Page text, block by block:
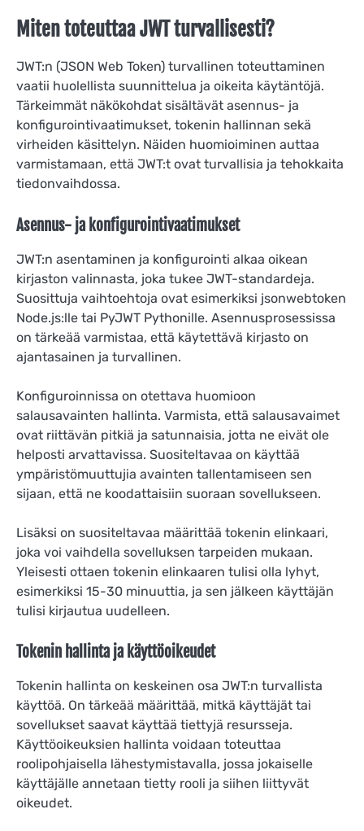
Miten toteuttaa JWT turvallisesti?
JWT:n (JSON Web Token) turvallinen toteuttaminen
vaatii huolellista suunnittelua ja oikeita käytäntöjä.
Tärkeimmät näkökohdat sisältävät asennus- ja
konfigurointivaatimukset, tokenin hallinnan sekä
virheiden käsittelyn. Näiden huomioiminen auttaa
varmistamaan, että JWT:t ovat turvallisia ja tehokkaita
tiedonvaihdossa.
Asennus- ja konfigurointivaatimukset
JWT:n asentaminen ja konfigurointi alkaa oikean
kirjaston valinnasta, joka tukee JWT-standardeja.
Suosittuja vaihtoehtoja ovat esimerkiksi jsonwebtoken
Node.js:lle tai PyJWT Pythonille. Asennusprosessissa
on tärkeää varmistaa, että käytettävä kirjasto on
ajantasainen ja turvallinen.
Konfiguroinnissa on otettava huomioon
salausavainten hallinta. Varmista, että salausavaimet
ovat riittävän pitkiä ja satunnaisia, jotta ne eivät ole
helposti arvattavissa. Suositeltavaa on käyttää
ympäristömuuttujia avainten tallentamiseen sen
sijaan, että ne koodattaisiin suoraan sovellukseen.
Lisäksi on suositeltavaa määrittää tokenin elinkaari,
joka voi vaihdella sovelluksen tarpeiden mukaan.
Yleisesti ottaen tokenin elinkaaren tulisi olla lyhyt,
esimerkiksi 15-30 minuuttia, ja sen jälkeen käyttäjän
tulisi kirjautua uudelleen.
Tokenin hallinta ja käyttöoikeudet
Tokenin hallinta on keskeinen osa JWT:n turvallista
käyttöä. On tärkeää määrittää, mitkä käyttäjät tai
sovellukset saavat käyttää tiettyjä resursseja.
Käyttöoikeuksien hallinta voidaan toteuttaa
roolipohjaisella lähestymistavalla, jossa jokaiselle
käyttäjälle annetaan tietty rooli ja siihen liittyvät
oikeudet.